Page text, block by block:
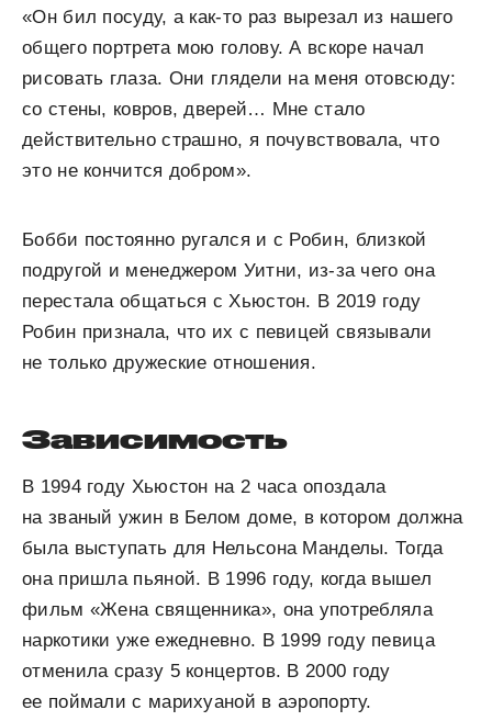
«Он бил посуду, а как-то раз вырезал из нашего
общего портрета мою голову. А вскоре начал
рисовать глаза. Они глядели на меня отовсюду:
со стены, ковров, дверей… Мне стало
действительно страшно, я почувствовала, что
это не кончится добром».
Бобби постоянно ругался и с Робин, близкой
подругой и менеджером Уитни, из-за чего она
перестала общаться с Хьюстон. В 2019 году
Робин признала, что их с певицей связывали
не только дружеские отношения.
Зависимость
В 1994 году Хьюстон на 2 часа опоздала
на званый ужин в Белом доме, в котором должна
была выступать для Нельсона Манделы. Тогда
она пришла пьяной. В 1996 году, когда вышел
фильм «Жена священника», она употребляла
наркотики уже ежедневно. В 1999 году певица
отменила сразу 5 концертов. В 2000 году
ее поймали с марихуаной в аэропорту.